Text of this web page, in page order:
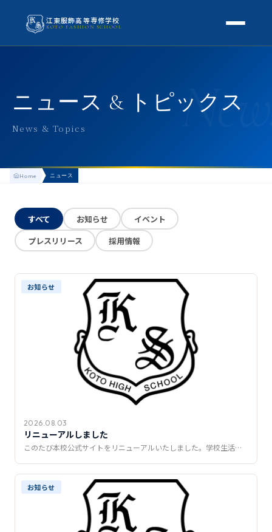
江東服飾高等専修学校
KOTO FASHION SCHOOL
アクセス
よくある質問
スクールライフ
生徒の1日
KOTO COLLECTION
卒業生インタビュー
募集要項
学費・助成金
推薦制度
転入学・編入学
オープンキャンパス
ニュース & トピックス
News & Topics
Home ニュース
すべて お知らせ
イベント
プレスリリース
採用情報
お知らせ
2026.08.03
リニューアルしました
このたび本校公式サイトをリニューアルいたしました。学校生活…
お知らせ